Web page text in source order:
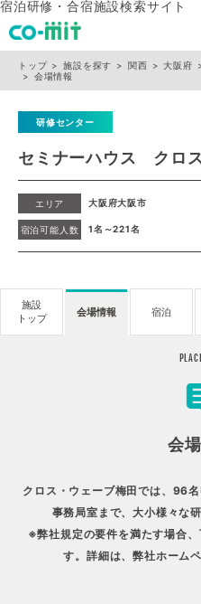
宿泊研修・合宿施設検索サイト
トップ 施設を探す 関西 大阪府
会場情報
研修センター
セミナーハウス クロ
エリア 大阪府大阪市
宿泊可能人数 1名～221名
施設
トップ
会場情報 宿泊
会
クロス・ウェーブ梅田では、96
事務局室まで、大小様々な
※弊社規定の要件を満たす場合
す。詳細は、弊社ホーム